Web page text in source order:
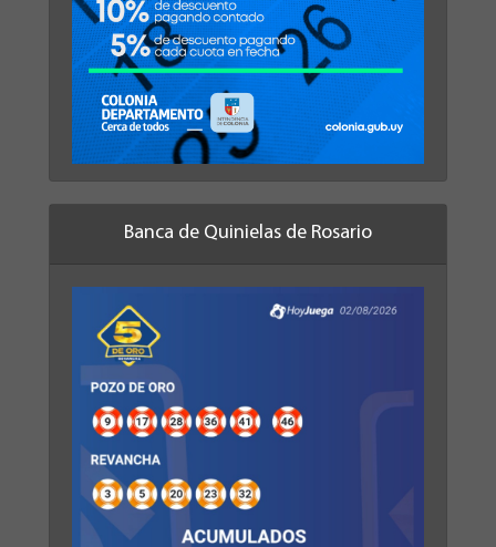
Banca de Quinielas de Rosario